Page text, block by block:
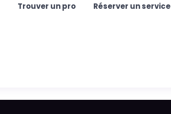
Trouver un pro Réserver un service